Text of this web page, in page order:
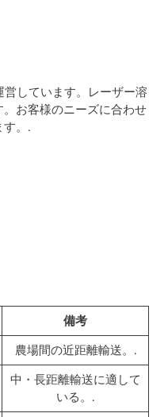
しています。レーザー溶
お客様のニーズに合わせ
す。.
備考
農場間の近距離輸送。.
中・長距離輸送に適して
いる。.